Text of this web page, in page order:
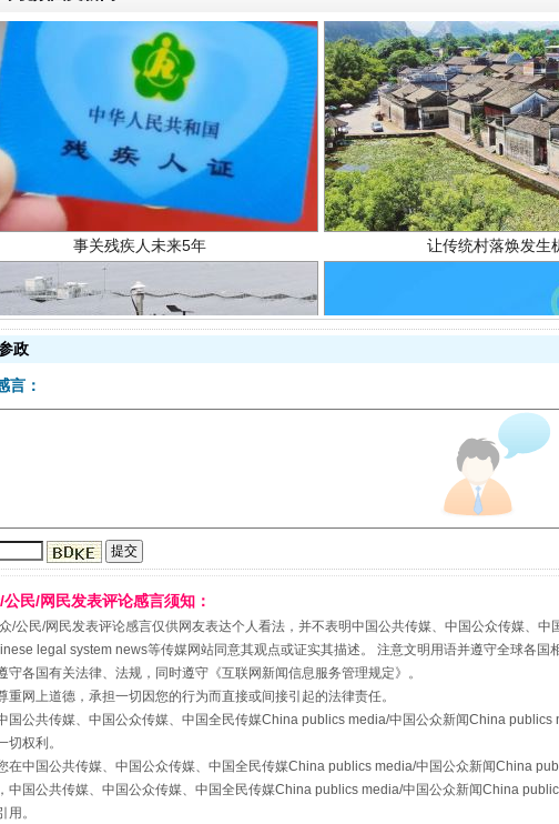
事关残疾人未来5年 让传统村落焕发生
走走走！国家喊你健
镜头丨大暑三秋近 山西：不断增强治理腐败
政
言：
公民/网民发表评论感言须知：
/公民/网民发表评论感言仅供网友表达个人看法，并不表明中国公共传媒、中国公众传媒、
legal system news等传媒网站同意其观点或证实其描述。 注意文明用语并遵守全球各国
守各国有关法律、法规，同时遵守《互联网新闻信息服务管理规定》。
重网上道德，承担一切因您的行为而直接或间接引起的法律责任。
国公共传媒、中国公众传媒、中国全民传媒China publics media/中国公众新闻China
切权利。
在中国公共传媒、中国公众传媒、中国全民传媒China publics media/中国公众新闻China
中国公共传媒、中国公众传媒、中国全民传媒China publics media/中国公众新闻China
用。